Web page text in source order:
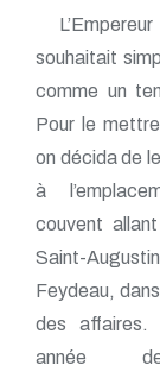
souhaitait
comme un
Pour le
on décida de
à
couvent
Saint-
Feydeau,
des affaires.
année